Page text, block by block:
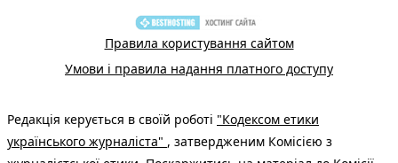
Правила користування сайтом
Умови і правила надання платного доступу
Редакція керується в своїй роботі "Кодексом етики
українського журналіста" , затвердженим Комісією з